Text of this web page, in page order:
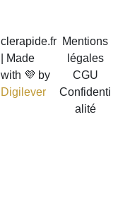
clerapide.fr
| Made
with 💜 by
Digilever
Mentions
légales
CGU
Confidenti
alité